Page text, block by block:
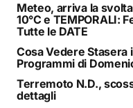
Meteo, arriva la
10°C e TEMPORALI:
Tutte le DATE
Cosa Vedere Stasera
Programmi di
Terremoto N.D.,
dettagli